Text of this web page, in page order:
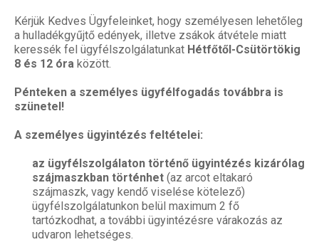
Kérjük Kedves Ügyfeleinket, hogy személyesen lehetőleg
a hulladékgyűjtő edények, illetve zsákok átvétele miatt
keressék fel ügyfélszolgálatunkat Hétfőtől-Csütörtökig
8 és 12 óra között.
Pénteken a személyes ügyfélfogadás továbbra is
szünetel!
A személyes ügyintézés feltételei:
az ügyfélszolgálaton történő ügyintézés kizárólag
szájmaszkban történhet (az arcot eltakaró
szájmaszk, vagy kendő viselése kötelező)
ügyfélszolgálatunkon belül maximum 2 fő
tartózkodhat, a további ügyintézésre várakozás az
udvaron lehetséges.